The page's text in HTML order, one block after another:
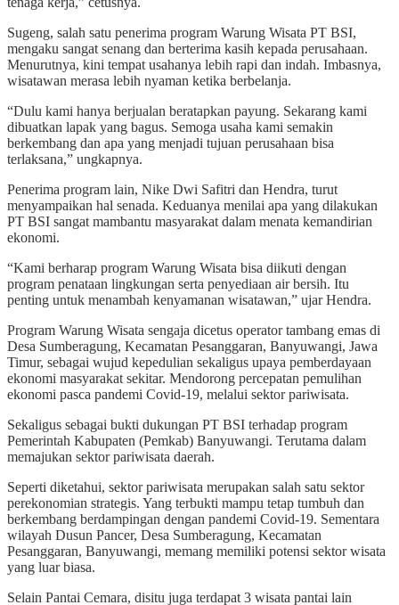
Sugeng, salah satu penerima program Warung Wisata PT BSI,
mengaku sangat senang dan berterima kasih kepada perusahaan.
Menurutnya, kini tempat usahanya lebih rapi dan indah. Imbasnya,
wisatawan merasa lebih nyaman ketika berbelanja.
“Dulu kami hanya berjualan beratapkan payung. Sekarang kami
dibuatkan lapak yang bagus. Semoga usaha kami semakin
berkembang dan apa yang menjadi tujuan perusahaan bisa
terlaksana,” ungkapnya.
Penerima program lain, Nike Dwi Safitri dan Hendra, turut
menyampaikan hal senada. Keduanya menilai apa yang dilakukan
PT BSI sangat mambantu masyarakat dalam menata kemandirian
ekonomi.
“Kami berharap program Warung Wisata bisa diikuti dengan
program penataan lingkungan serta penyediaan air bersih. Itu
penting untuk menambah kenyamanan wisatawan,” ujar Hendra.
Program Warung Wisata sengaja dicetus operator tambang emas di
Desa Sumberagung, Kecamatan Pesanggaran, Banyuwangi, Jawa
Timur, sebagai wujud kepedulian sekaligus upaya pemberdayaan
ekonomi masyarakat sekitar. Mendorong percepatan pemulihan
ekonomi pasca pandemi Covid-19, melalui sektor pariwisata.
Sekaligus sebagai bukti dukungan PT BSI terhadap program
Pemerintah Kabupaten (Pemkab) Banyuwangi. Terutama dalam
memajukan sektor pariwisata daerah.
Seperti diketahui, sektor pariwisata merupakan salah satu sektor
perekonomian strategis. Yang terbukti mampu tetap tumbuh dan
berkembang berdampingan dengan pandemi Covid-19. Sementara
wilayah Dusun Pancer, Desa Sumberagung, Kecamatan
Pesanggaran, Banyuwangi, memang memiliki potensi sektor wisata
yang luar biasa.
Selain Pantai Cemara, disitu juga terdapat 3 wisata pantai lain